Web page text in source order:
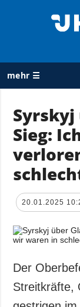
mehr ☰
ALLE
RUBRIKEN
Krieg
der Ukraine
Politik
Wirtschaft
Kultur
Syrskyj
Sieg:
20.01.2025
Der
Streitkräfte,